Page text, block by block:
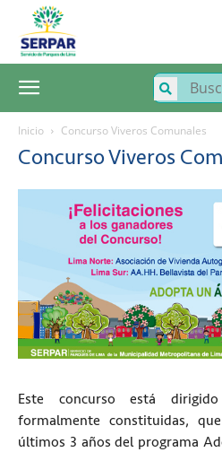
SERPAR
Servicio
de
Parques
Inicio Concurso Viveros Comunales
Concurso Viveros
Este concurso está
formalmente constituidas,
últimos 3 años del programa